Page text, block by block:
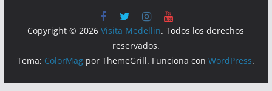
Copyright © 2026Visita Medellin. Todos los derechos
reservados.
Tema: ColorMag por ThemeGrill. Funciona conWordPress.